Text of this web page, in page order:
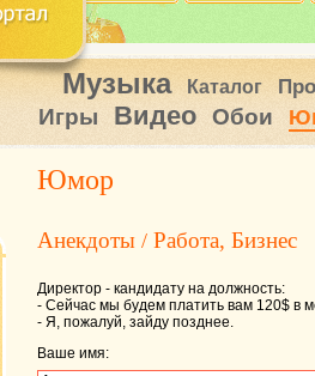
Музыка Каталог
Игры Видео Обои
Юмор
Анекдоты / Работа, Бизнес
Директор - кандидату на должность:
- Сейчас мы будем платить вам 120$ в
- Я, пожалуй, зайду позднее.
Ваше имя: